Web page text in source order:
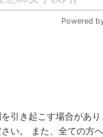
引き起こす場合があ
い。 また、全ての方